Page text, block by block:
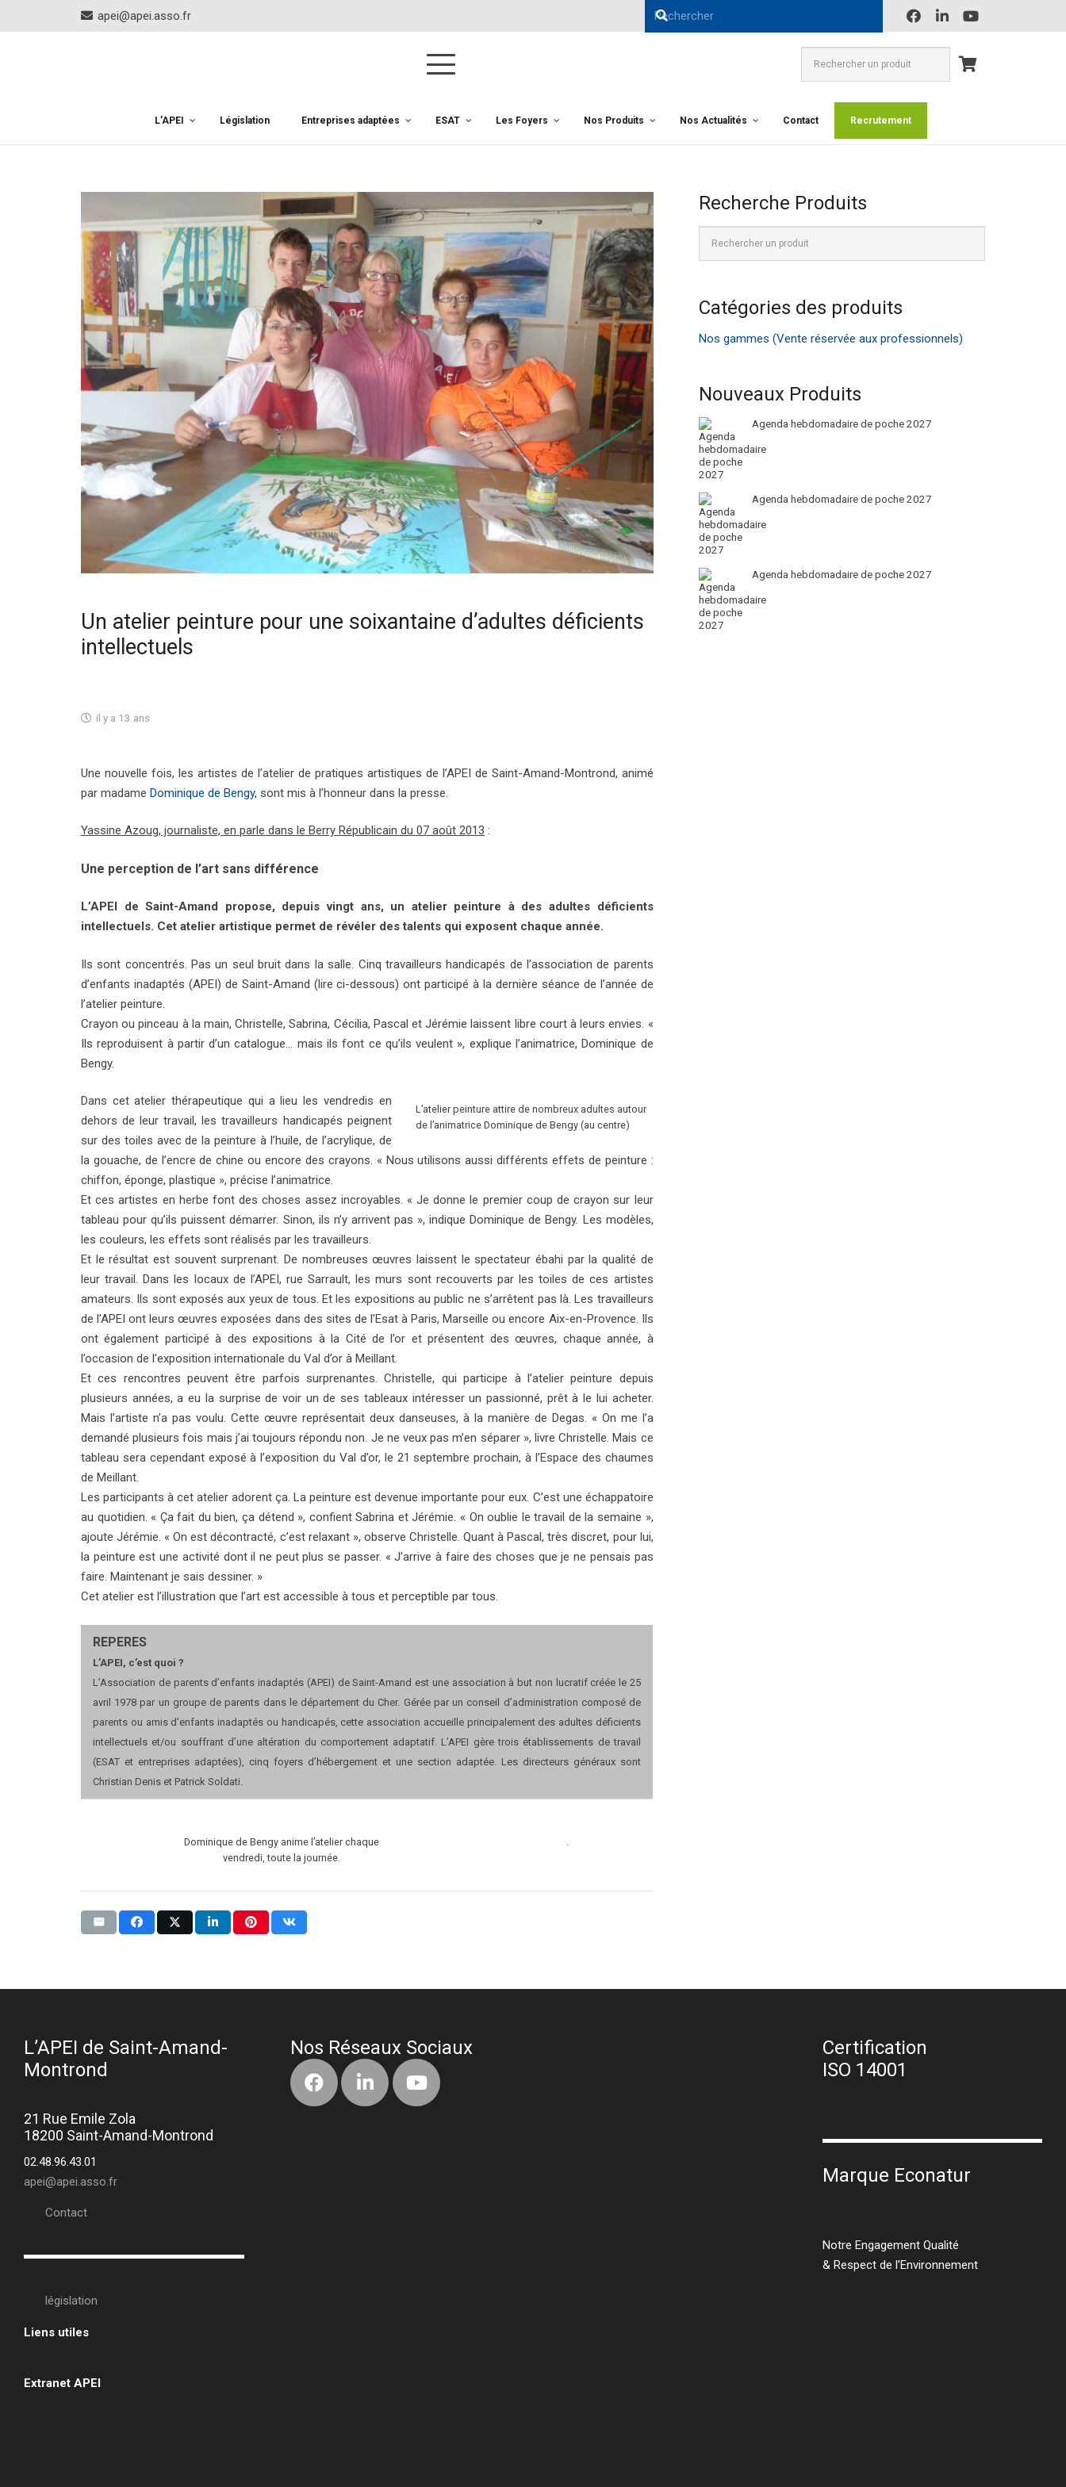
apei@apei.asso.fr
L’APEI Législation Entreprises adaptées ESAT Les Foyers Nos Produits Nos Actualités Contact Recrutement
Un atelier peinture pour une soixantaine d’adultes déficients
intellectuels
il y a 13 ans
Une nouvelle fois, les artistes de l’atelier de pratiques artistiques de l’APEI de Saint-Amand-Montrond, animé
par madame Dominique de Bengy, sont mis à l’honneur dans la presse.
Yassine Azoug, journaliste, en parle dans le Berry Républicain du 07 août 2013 :
Une perception de l’art sans différence
L’APEI de Saint-Amand propose, depuis vingt ans, un atelier peinture à des adultes déficients
intellectuels. Cet atelier artistique permet de révéler des talents qui exposent chaque année.
Ils sont concentrés. Pas un seul bruit dans la salle. Cinq travailleurs handicapés de l’association de parents
d’enfants inadaptés (APEI) de Saint-Amand (lire ci-dessous) ont participé à la dernière séance de l’année de
l’atelier peinture.
Crayon ou pinceau à la main, Christelle, Sabrina, Cécilia, Pascal et Jérémie laissent libre court à leurs envies. «
Ils reproduisent à partir d’un catalogue… mais ils font ce qu’ils veulent », explique l’animatrice, Dominique de
Bengy.
L’atelier peinture attire de nombreux adultes autour
de l’animatrice Dominique de Bengy (au centre)
Dans cet atelier thérapeutique qui a lieu les vendredis en
dehors de leur travail, les travailleurs handicapés peignent
sur des toiles avec de la peinture à l’huile, de l’acrylique, de
la gouache, de l’encre de chine ou encore des crayons. « Nous utilisons aussi différents effets de peinture :
chiffon, éponge, plastique », précise l’animatrice.
Et ces artistes en herbe font des choses assez incroyables. « Je donne le premier coup de crayon sur leur
tableau pour qu’ils puissent démarrer. Sinon, ils n’y arrivent pas », indique Dominique de Bengy. Les modèles,
les couleurs, les effets sont réalisés par les travailleurs.
Et le résultat est souvent surprenant. De nombreuses œuvres laissent le spectateur ébahi par la qualité de
leur travail. Dans les locaux de l’APEI, rue Sarrault, les murs sont recouverts par les toiles de ces artistes
amateurs. Ils sont exposés aux yeux de tous. Et les expositions au public ne s’arrêtent pas là. Les travailleurs
de l’APEI ont leurs œuvres exposées dans des sites de l’Esat à Paris, Marseille ou encore Aix-en-Provence. Ils
ont également participé à des expositions à la Cité de l’or et présentent des œuvres, chaque année, à
l’occasion de l’exposition internationale du Val d’or à Meillant.
Et ces rencontres peuvent être parfois surprenantes. Christelle, qui participe à l’atelier peinture depuis
plusieurs années, a eu la surprise de voir un de ses tableaux intéresser un passionné, prêt à le lui acheter.
Mais l’artiste n’a pas voulu. Cette œuvre représentait deux danseuses, à la manière de Degas. « On me l’a
demandé plusieurs fois mais j’ai toujours répondu non. Je ne veux pas m’en séparer », livre Christelle. Mais ce
tableau sera cependant exposé à l’exposition du Val d’or, le 21 septembre prochain, à l’Espace des chaumes
de Meillant.
Les participants à cet atelier adorent ça. La peinture est devenue importante pour eux. C’est une échappatoire
au quotidien. « Ça fait du bien, ça détend », confient Sabrina et Jérémie. « On oublie le travail de la semaine »,
ajoute Jérémie. « On est décontracté, c’est relaxant », observe Christelle. Quant à Pascal, très discret, pour lui,
la peinture est une activité dont il ne peut plus se passer. « J’arrive à faire des choses que je ne pensais pas
faire. Maintenant je sais dessiner. »
Cet atelier est l’illustration que l’art est accessible à tous et perceptible par tous.
REPERES
L’APEI, c’est quoi ?
L’Association de parents d’enfants inadaptés (APEI) de Saint-Amand est une association à but non lucratif créée le 25
avril 1978 par un groupe de parents dans le département du Cher. Gérée par un conseil d’administration composé de
parents ou amis d’enfants inadaptés ou handicapés, cette association accueille principalement des adultes déficients
intellectuels et/ou souffrant d’une altération du comportement adaptatif. L’APEI gère trois établissements de travail
(ESAT et entreprises adaptées), cinq foyers d’hébergement et une section adaptée. Les directeurs généraux sont
Christian Denis et Patrick Soldati.
Dominique de Bengy anime l’atelier chaque
vendredi, toute la journée.
Recherche Produits
Catégories des produits
Nos gammes (Vente réservée aux professionnels)
Nouveaux Produits
Agenda hebdomadaire de poche 2027
Agenda hebdomadaire de poche 2027
Agenda hebdomadaire de poche 2027
L’APEI de Saint-Amand-
Montrond
21 Rue Emile Zola
18200 Saint-Amand-Montrond
02.48.96.43.01
apei@apei.asso.fr
Contact
législation
Liens utiles
Extranet APEI
Nos Réseaux Sociaux
Certification
ISO 14001
Marque Econatur
Notre Engagement Qualité
& Respect de l’Environnement